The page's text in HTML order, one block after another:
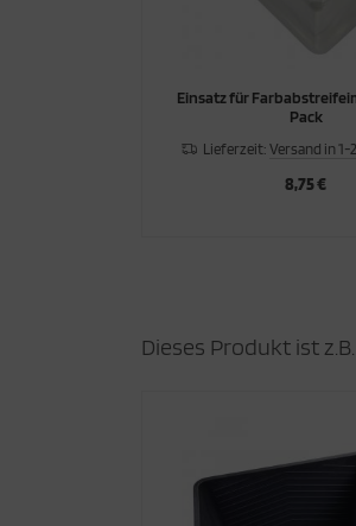
Einsatz für
Pack
Lieferzeit:Versand in 1-
8,75 €
Dieses Produkt ist